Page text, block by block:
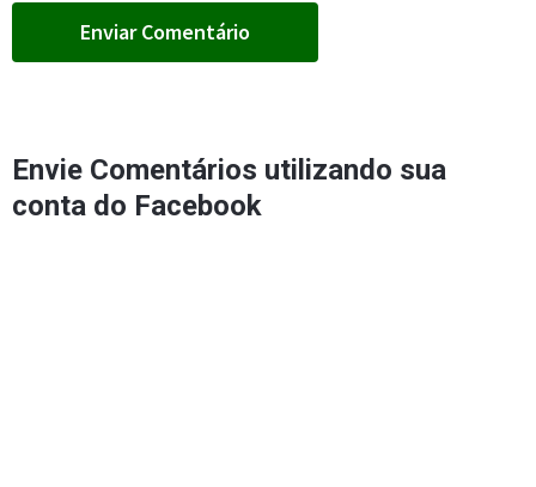
Envie Comentários utilizando sua
conta do Facebook